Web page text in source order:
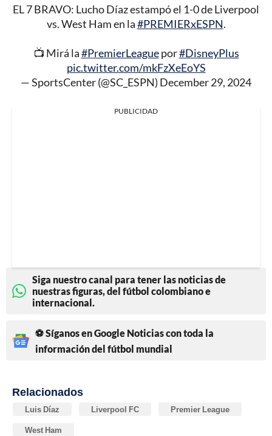
EL 7 BRAVO: Lucho Díaz estampó el 1-0 de Liverpool
vs. West Ham en la#PREMIERxESPN.
📺 Mirá la#PremierLeaguepor#DisneyPlus
pic.twitter.com/mkFzXeEoYS
— SportsCenter (@SC_ESPN) December 29, 2024
PUBLICIDAD
Siga nuestro canal para tener las noticias de
nuestras figuras, del fútbol colombiano e
internacional.
⚽ Síganos en Google Noticias con toda la
información del fútbol mundial
Relacionados
Luis Díaz Liverpool FC Premier League
West Ham